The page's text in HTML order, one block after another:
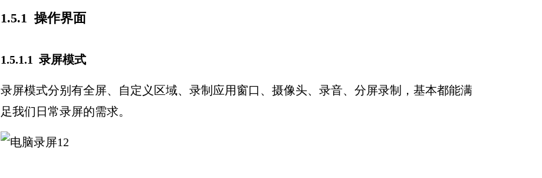
1.5.1 操作界面
1.5.1.1 录屏模式
录屏模式分别有全屏、自定义区域、录制应用窗口、摄像头、录音、分屏录制，基本都能满
足我们日常录屏的需求。